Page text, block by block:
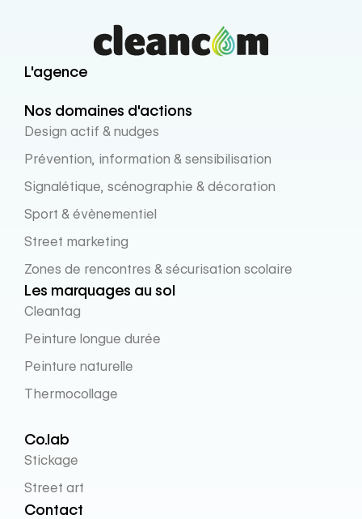
L'agence
Nos domaines d'actions
Design actif & nudges
Prévention, information & sensibilisation
Signalétique, scénographie & décoration
Sport & évènementiel
Street marketing
Zones de rencontres & sécurisation scolaire
Les marquages au sol
Cleantag
Peinture longue durée
Peinture naturelle
Thermocollage
Co.lab
Stickage
Street art
Contact